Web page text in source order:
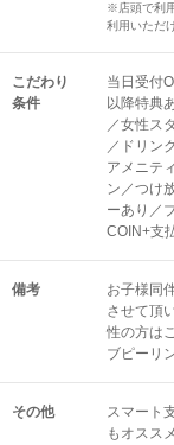
※店頭で利
利用いただ
こだわり
条件
当日受付
以降特典
／女性ス
／ドリン
アメニテ
ン／つけ
ーあり／
COIN+支
備考
お子様同
させて頂
性の方は
ブピーリ
その他 スマート
もオススメ